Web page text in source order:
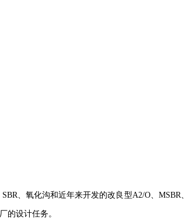
、氧化沟和近年来开发的改良型A2/O、MSBR
的设计任务。